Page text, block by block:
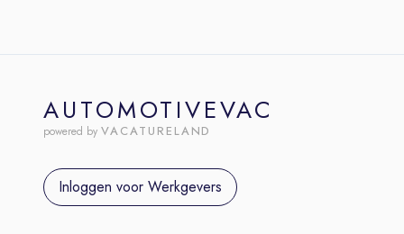
AUTOMOTIVEVAC
powered by VACATURELAND
Inloggen voor Werkgevers